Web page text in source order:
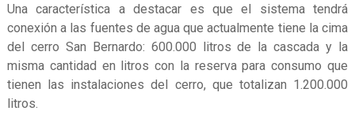
Una característica a destacar es que el sistema tendrá
conexión a las fuentes de agua que actualmente tiene la cima
del cerro San Bernardo: 600.000 litros de la cascada y la
misma cantidad en litros con la reserva para consumo que
tienen las instalaciones del cerro, que totalizan 1.200.000
litros.